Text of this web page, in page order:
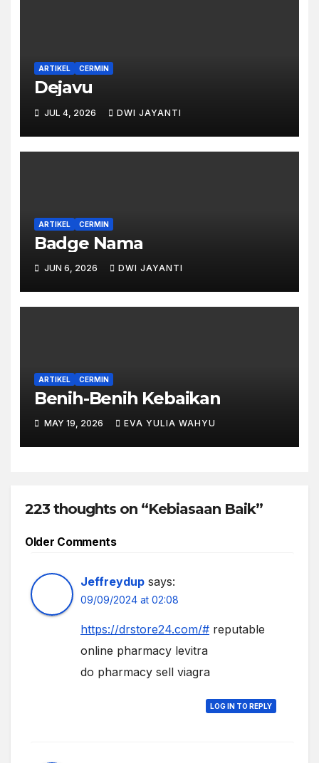
ARTIKEL CERMIN
Dejavu
JUL 4, 2026 DWI JAYANTI
ARTIKEL CERMIN
Badge Nama
JUN 6, 2026 DWI JAYANTI
ARTIKEL CERMIN
Benih-Benih Kebaikan
MAY 19, 2026 EVA YULIA WAHYU
223 thoughts on “Kebiasaan Baik”
Older Comments
Jeffreydup says:
09/09/2024 at 02:08
https://drstore24.com/# reputable
online pharmacy levitra
do pharmacy sell viagra
LOG IN TO REPLY